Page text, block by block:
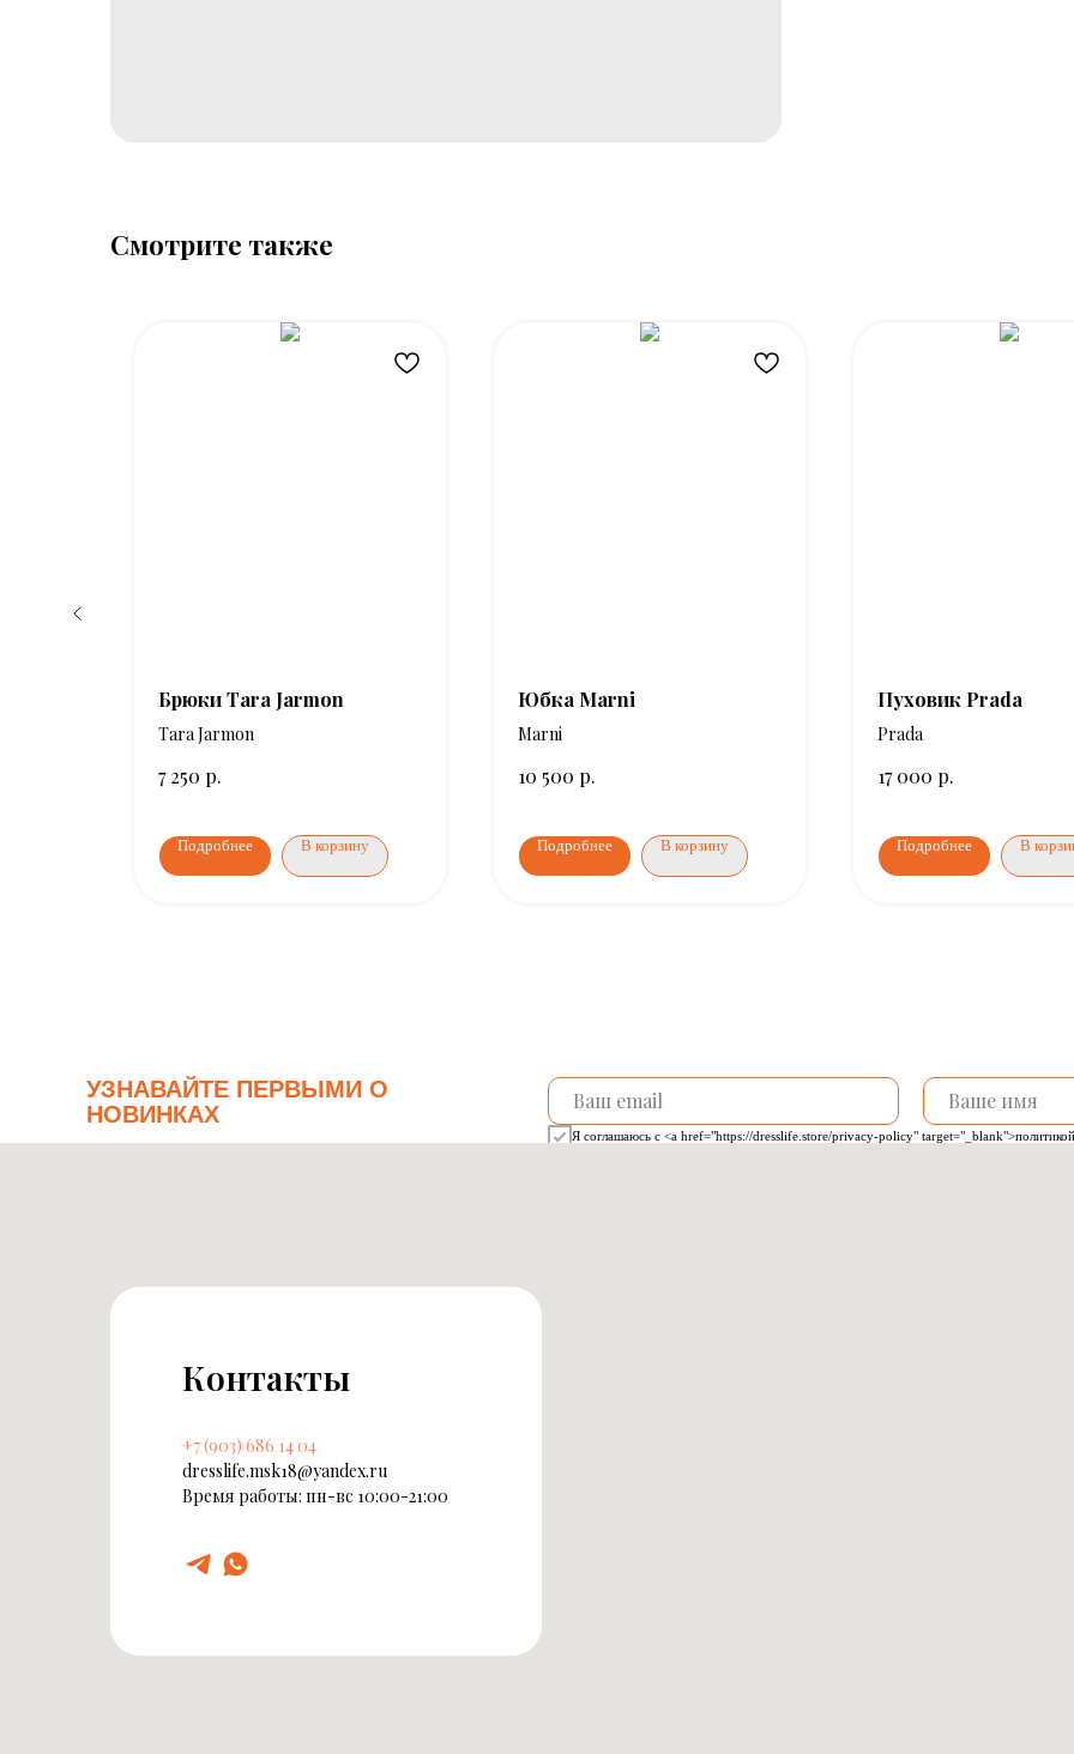
Смотрите также
Брюки Tara Jarmon
Tara Jarmon
7 250 р.
Подробнее В корзину
Юбка Marni
Marni
10 500 р.
Подробнее В корзину
Пуховик Prada
Prada
17 000 р.
Подробнее В
Я соглашаюсь с <a href="https://dresslife.store/privacy-policy"
УЗНАВАЙТЕ ПЕРВЫМИ О
НОВИНКАХ
Контакты
+7 (903) 686 14 04
dresslife.msk18@yandex.ru
Время работы: пн-вс 10:00-21:00